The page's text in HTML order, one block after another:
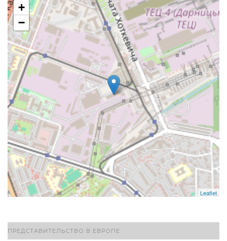
+
−
Leaflet
ПРЕДСТАВИТЕЛЬСТВО В ЕВРОПЕ